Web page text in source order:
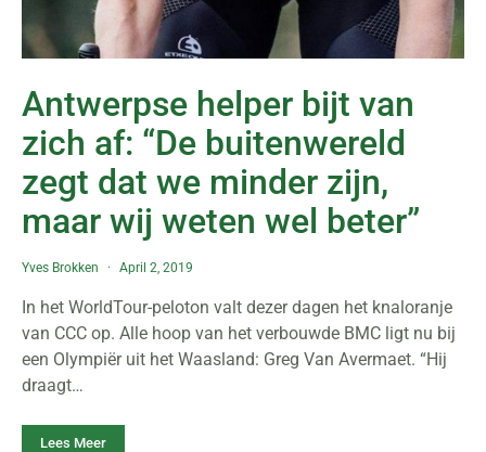
Antwerpse helper bijt van
zich af: “De buitenwereld
zegt dat we minder zijn,
maar wij weten wel beter”
Yves Brokken April 2, 2019
In het WorldTour-peloton valt dezer dagen het knaloranje
van CCC op. Alle hoop van het verbouwde BMC ligt nu bij
een Olympiër uit het Waasland: Greg Van Avermaet. “Hij
draagt…
Lees Meer